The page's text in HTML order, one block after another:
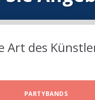
Art des
PARTYBANDS